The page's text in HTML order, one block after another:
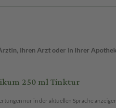
Ihren Arzt oder in Ihrer
250 ml Tinktur
nur in der aktuellen Sprache